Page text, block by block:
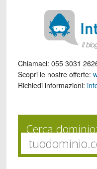
Chiamaci: 055 3031
Scopri le nostre offerte:
Richiedi informazioni:
Cerca